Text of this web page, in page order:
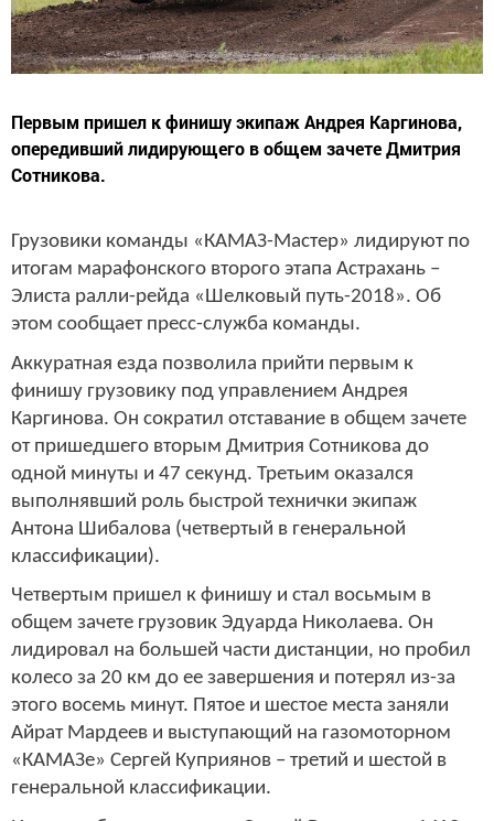
Первым пришел к финишу экипаж Андрея Каргинова,
опередивший лидирующего в общем зачете Дмитрия
Сотникова.
Грузовики команды «КАМАЗ-Мастер» лидируют по
итогам марафонского второго этапа Астрахань –
Элиста ралли-рейда «Шелковый путь-2018». Об
этом сообщает пресс-служба команды.
Аккуратная езда позволила прийти первым к
финишу грузовику под управлением Андрея
Каргинова. Он сократил отставание в общем зачете
от пришедшего вторым Дмитрия Сотникова до
одной минуты и 47 секунд. Третьим оказался
выполнявший роль быстрой технички экипаж
Антона Шибалова (четвертый в генеральной
классификации).
Четвертым пришел к финишу и стал восьмым в
общем зачете грузовик Эдуарда Николаева. Он
лидировал на большей части дистанции, но пробил
колесо за 20 км до ее завершения и потерял из-за
этого восемь минут. Пятое и шестое места заняли
Айрат Мардеев и выступающий на газомоторном
«КАМАЗе» Сергей Куприянов – третий и шестой в
генеральной классификации.